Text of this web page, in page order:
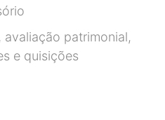
avaliação patrimonial,
e quisições